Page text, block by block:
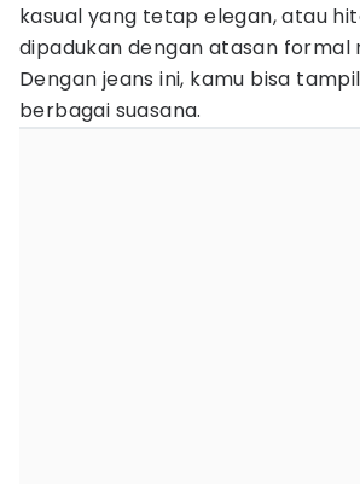
kasual yang tetap elegan, atau
dipadukan dengan atasan formal
Dengan jeans ini, kamu bisa tampil
berbagai suasana.